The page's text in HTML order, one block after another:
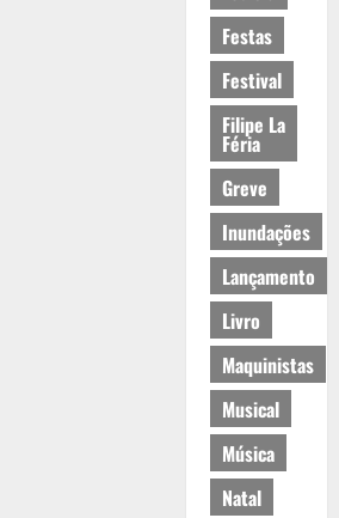
Festas
Festival
Filipe La
Féria
Greve
Inundações
Lançamento
Livro
Maquinistas
Musical
Música
Natal